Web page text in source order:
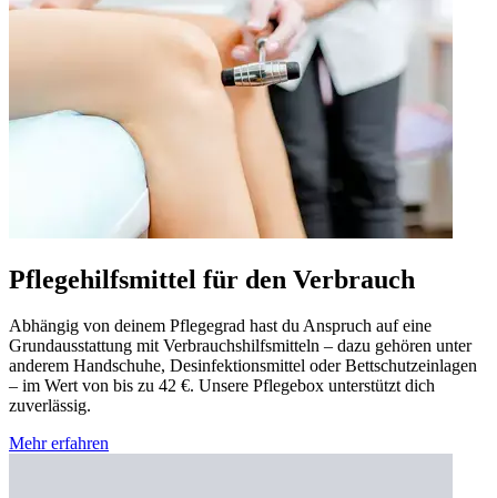
Pflegehilfsmittel für den Verbrauch
Abhängig von deinem Pflegegrad hast du Anspruch auf eine
Grundausstattung mit Verbrauchshilfsmitteln – dazu gehören unter
anderem Handschuhe, Desinfektionsmittel oder Bettschutzeinlagen
– im Wert von bis zu 42 €. Unsere Pflegebox unterstützt dich
zuverlässig.
Mehr erfahren